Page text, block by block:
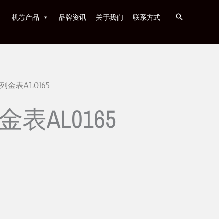
机芯产品 品牌资讯 关于我们 联系方式
金表AL0165
表AL0165